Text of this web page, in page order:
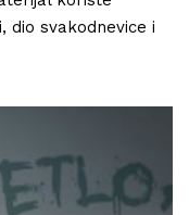
dio svakodnevice i